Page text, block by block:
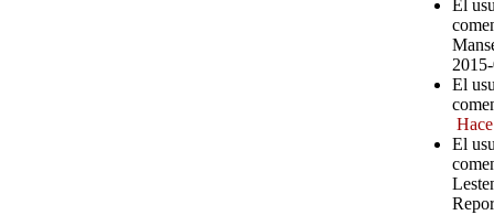
El
El
El